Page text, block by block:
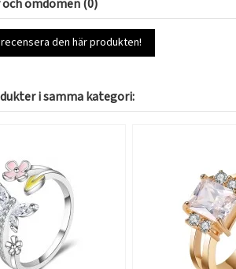
omdömen (0)
den här produkten!
i samma kategori: